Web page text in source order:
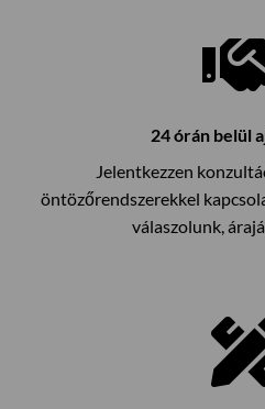
24 órán belül
Jelentkezzen
öntözőrendszerekkel
válaszolunk,